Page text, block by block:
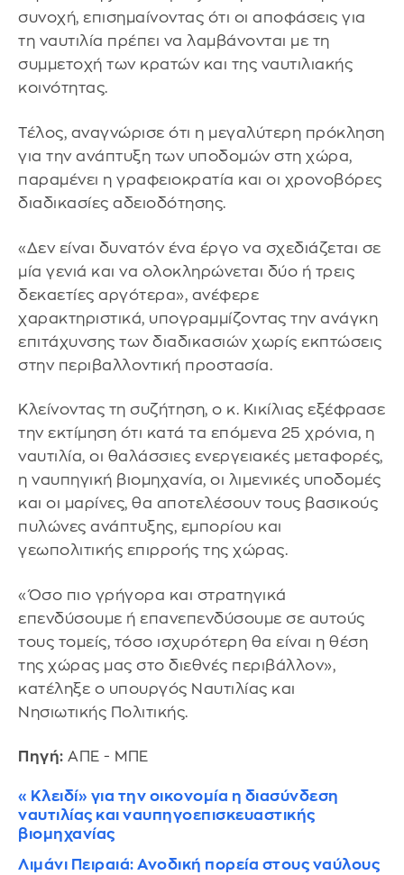
συνοχή, επισημαίνοντας ότι οι αποφάσεις για
τη ναυτιλία πρέπει να λαμβάνονται με τη
συμμετοχή των κρατών και της ναυτιλιακής
κοινότητας.
Τέλος, αναγνώρισε ότι η μεγαλύτερη πρόκληση
για την ανάπτυξη των υποδομών στη χώρα,
παραμένει η γραφειοκρατία και οι χρονοβόρες
διαδικασίες αδειοδότησης.
«Δεν είναι δυνατόν ένα έργο να σχεδιάζεται σε
μία γενιά και να ολοκληρώνεται δύο ή τρεις
δεκαετίες αργότερα», ανέφερε
χαρακτηριστικά, υπογραμμίζοντας την ανάγκη
επιτάχυνσης των διαδικασιών χωρίς εκπτώσεις
στην περιβαλλοντική προστασία.
Κλείνοντας τη συζήτηση, ο κ. Κικίλιας εξέφρασε
την εκτίμηση ότι κατά τα επόμενα 25 χρόνια, η
ναυτιλία, οι θαλάσσιες ενεργειακές μεταφορές,
η ναυπηγική βιομηχανία, οι λιμενικές υποδομές
και οι μαρίνες, θα αποτελέσουν τους βασικούς
πυλώνες ανάπτυξης, εμπορίου και
γεωπολιτικής επιρροής της χώρας.
«Όσο πιο γρήγορα και στρατηγικά
επενδύσουμε ή επανεπενδύσουμε σε αυτούς
τους τομείς, τόσο ισχυρότερη θα είναι η θέση
της χώρας μας στο διεθνές περιβάλλον»,
κατέληξε ο υπουργός Ναυτιλίας και
Νησιωτικής Πολιτικής.
Πηγή: ΑΠΕ - ΜΠΕ
«Κλειδί» για την οικονομία η διασύνδεση
ναυτιλίας και ναυπηγοεπισκευαστικής
βιομηχανίας
Λιμάνι Πειραιά: Ανοδική πορεία στους ναύλους